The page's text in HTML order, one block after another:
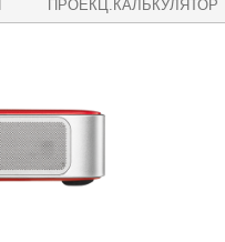
ПРОЕКЦ.КАЛЬКУЛЯТОР